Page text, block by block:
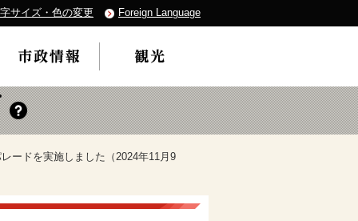
サイズ・色の変更 Foreign Language
ードを実施しました（2024年11月9